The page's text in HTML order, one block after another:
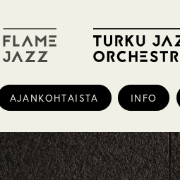
AJANKOHTAISTA INFO